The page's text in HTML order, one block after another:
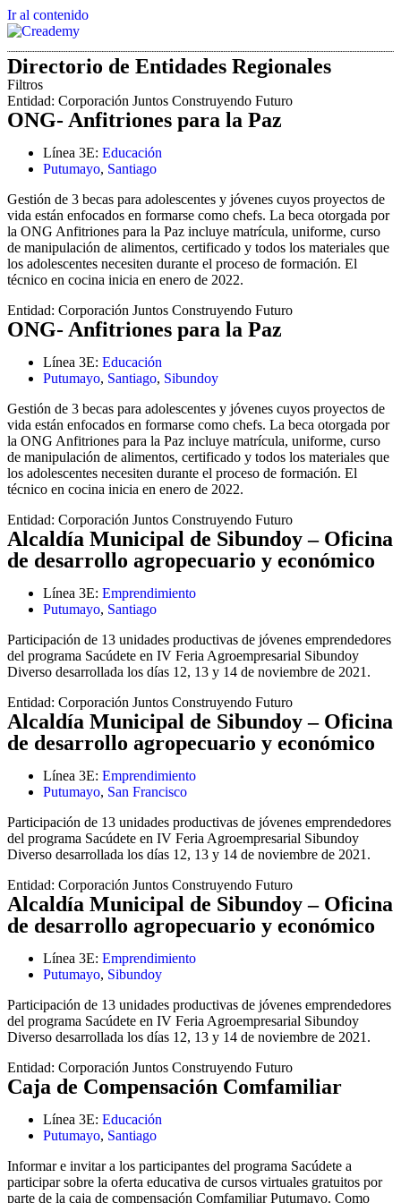
Ir al contenido
Directorio de Entidades Regionales
Filtros
Entidad: Corporación Juntos Construyendo Futuro
ONG- Anfitriones para la Paz
Línea 3E: Educación
Putumayo, Santiago
Gestión de 3 becas para adolescentes y jóvenes cuyos proyectos de
vida están enfocados en formarse como chefs. La beca otorgada por
la ONG Anfitriones para la Paz incluye matrícula, uniforme, curso
de manipulación de alimentos, certificado y todos los materiales que
los adolescentes necesiten durante el proceso de formación. El
técnico en cocina inicia en enero de 2022.
Entidad: Corporación Juntos Construyendo Futuro
ONG- Anfitriones para la Paz
Línea 3E: Educación
Putumayo, Santiago, Sibundoy
Gestión de 3 becas para adolescentes y jóvenes cuyos proyectos de
vida están enfocados en formarse como chefs. La beca otorgada por
la ONG Anfitriones para la Paz incluye matrícula, uniforme, curso
de manipulación de alimentos, certificado y todos los materiales que
los adolescentes necesiten durante el proceso de formación. El
técnico en cocina inicia en enero de 2022.
Entidad: Corporación Juntos Construyendo Futuro
Alcaldía Municipal de Sibundoy – Oficina
de desarrollo agropecuario y económico
Línea 3E: Emprendimiento
Putumayo, Santiago
Participación de 13 unidades productivas de jóvenes emprendedores
del programa Sacúdete en IV Feria Agroempresarial Sibundoy
Diverso desarrollada los días 12, 13 y 14 de noviembre de 2021.
Entidad: Corporación Juntos Construyendo Futuro
Alcaldía Municipal de Sibundoy – Oficina
de desarrollo agropecuario y económico
Línea 3E: Emprendimiento
Putumayo, San Francisco
Participación de 13 unidades productivas de jóvenes emprendedores
del programa Sacúdete en IV Feria Agroempresarial Sibundoy
Diverso desarrollada los días 12, 13 y 14 de noviembre de 2021.
Entidad: Corporación Juntos Construyendo Futuro
Alcaldía Municipal de Sibundoy – Oficina
de desarrollo agropecuario y económico
Línea 3E: Emprendimiento
Putumayo, Sibundoy
Participación de 13 unidades productivas de jóvenes emprendedores
del programa Sacúdete en IV Feria Agroempresarial Sibundoy
Diverso desarrollada los días 12, 13 y 14 de noviembre de 2021.
Entidad: Corporación Juntos Construyendo Futuro
Caja de Compensación Comfamiliar
Línea 3E: Educación
Putumayo, Santiago
Informar e invitar a los participantes del programa Sacúdete a
participar sobre la oferta educativa de cursos virtuales gratuitos por
parte de la caja de compensación Comfamiliar Putumayo. Como